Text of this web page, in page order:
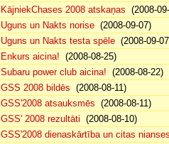
KājniekChases 2008 atskaņas (2008-
Uguns un Nakts norise (2008-09-07)
Uguns un Nakts testa spēle (2008-09-
Enkurs aicina! (2008-08-25)
Subaru power club aicina! (2008-08-22)
GSS 2008 bildēs (2008-08-11)
GSS'2008 atsauksmēs (2008-08-11)
GSS' 2008 rezultāti (2008-08-10)
GSS'2008 dienaskārtība un citas nianses